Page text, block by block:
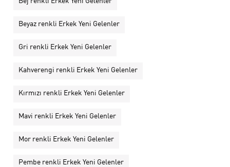
Beyaz renkli Erkek Yeni Gelenler
Gri renkli Erkek Yeni Gelenler
Kahverengi renkli Erkek Yeni Gelenler
Kırmızı renkli Erkek Yeni Gelenler
Mavi renkli Erkek Yeni Gelenler
Mor renkli Erkek Yeni Gelenler
Pembe renkli Erkek Yeni Gelenler